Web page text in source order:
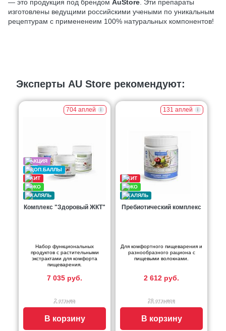
— это продукция под брендом AuStore. Эти препараты
изготовлены ведущими российскими учеными по уникальным
рецептурам с примененеим 100% натуральных компонентов!
Эксперты AU Store рекомендуют:
704 аплей
Комплекс "Здоровый ЖКТ"
Набор функциональных
продуктов с растительными
экстрактами для комфорта
пищеварения.
7 035 руб.
2 отзыва
В корзину
131 аплей
Пребиотический комплекс
Для комфортного пищеварения и
разнообразного рациона с
пищевыми волокнами.
2 612 руб.
28 отзывов
В корзину